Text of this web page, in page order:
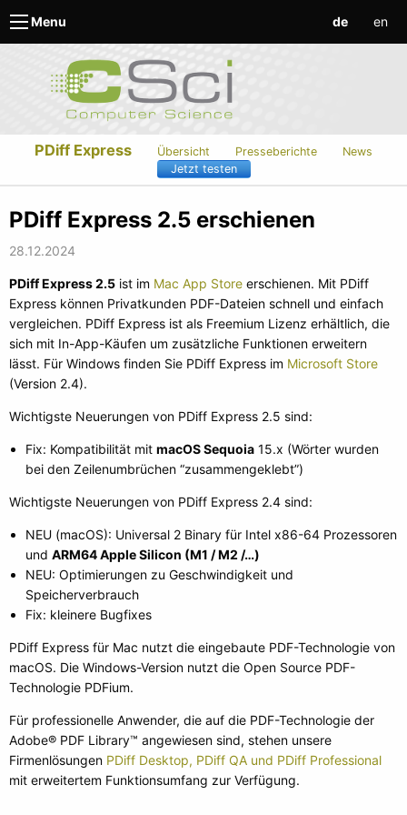
Menu de en
PDiff Express Übersicht Presseberichte
News
Jetzt testen
PDiff Express 2.5 erschienen
28.12.2024
PDiff Express 2.5 ist im Mac App Store erschienen. Mit PDiff
Express können Privat­kunden PDF-Dateien schnell und einfach
vergleichen. PDiff Express ist als Freemium Lizenz erhältlich, die
sich mit In-App-Käufen um zusätzliche Funktionen erweitern
lässt. Für Windows finden Sie PDiff Express im Microsoft Store
(Version 2.4).
Wichtigste Neuerungen von PDiff Express 2.5 sind:
Fix: Kompatibilität mit macOS Sequoia15.x (Wörter wurden
bei den Zeilenumbrüchen “zusammengeklebt”)
Wichtigste Neuerungen von PDiff Express 2.4 sind:
NEU (macOS): Universal 2 Binary für Intel x86-64 Prozessoren
und ARM64 Apple Silicon (M1 / M2 /…)
NEU: Optimierungen zu Geschwindigkeit und
Speicherverbrauch
Fix: kleinere Bugfixes
PDiff Express für Mac nutzt die eingebaute PDF-Technologie von
macOS. Die Windows-Version nutzt die Open Source PDF-
Technologie PDFium.
Für professionelle Anwender, die auf die PDF-Technologie der
Adobe® PDF Library™ angewiesen sind, stehen unsere
Firmenlösungen PDiff Desktop, PDiff QA und PDiff Professional
mit erweitertem Funktionsumfang zur Verfügung.